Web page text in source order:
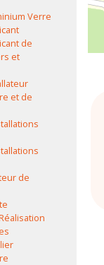
Verre
de
et
et de
de